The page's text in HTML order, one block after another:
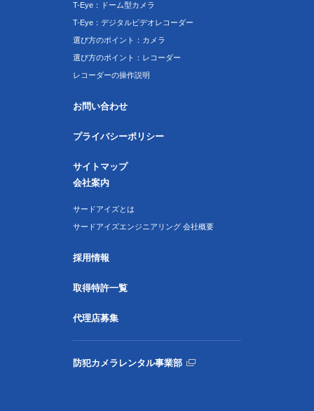
T-Eye：ドーム型カメラ
T-Eye：デジタルビデオレコーダー
選び方のポイント：カメラ
選び方のポイント：レコーダー
レコーダーの操作説明
お問い合わせ
プライバシーポリシー
サイトマップ
会社案内
サードアイズとは
サードアイズエンジニアリング 会社概要
採用情報
取得特許一覧
代理店募集
防犯カメラレンタル事業部